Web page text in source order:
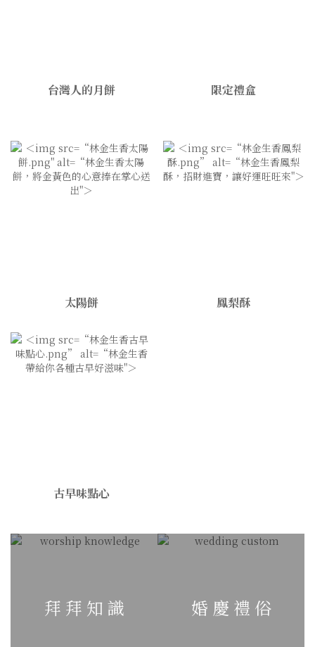
台灣人的月餅 限定禮盒
太陽餅 鳳梨酥
古早味點心
拜 拜 知 識 婚 慶 禮 俗